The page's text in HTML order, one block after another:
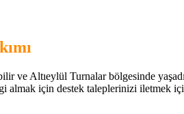
Altıeylül Turnalar bölgesinde
almak için destek taleplerinizi iletmek